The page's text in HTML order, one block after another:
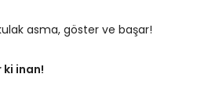
asma, göster ve başar!
ki inan!